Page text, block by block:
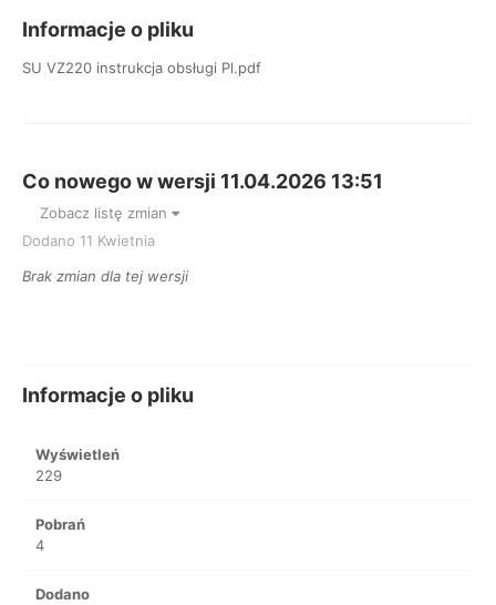
Informacje o pliku
SU VZ220 instrukcja obsługi Pl.pdf
Co nowego w wersji 11.04.2026 13:51
Zobacz listę zmian
Dodano 11 Kwietnia
Brak zmian dla tej wersji
Informacje o pliku
Wyświetleń
229
Pobrań
4
Dodano